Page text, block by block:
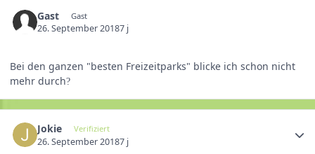
Gast Gast
26. September 20187 j
Bei den ganzen "besten Freizeitparks" blicke ich schon nicht
mehr durch?
Jokie Verifiziert
26. September 20187 j